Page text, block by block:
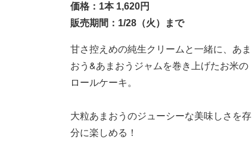
価格：1本 1,620円
販売期間：1/28（火）まで
甘さ控えめの純生クリームと一緒に、あま
おう&あまおうジャムを巻き上げたお米の
ロールケーキ。
大粒あまおうのジューシーな美味しさを存
分に楽しめる！